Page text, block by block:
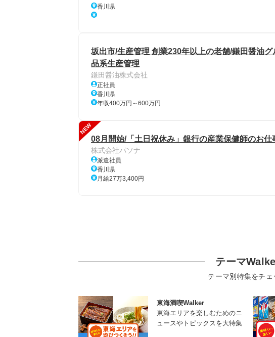
香川県
坂出市/生産管理 創業230年以上の老舗/鎌田醤油
品系生産管理
鎌田醤油株式会社
正社員
香川県
年収400万円～600万円
NEW
08月開始/「土日祝休み」銀行の産業保健師のお仕
株式会社パソナ
派遣社員
香川県
月給27万3,400円
テーマ
テーマ別特集をチェ
東海満喫Walker
東海エリアを楽しむためのニ
ュースやトピックスを大特集